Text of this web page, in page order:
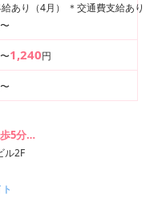
給あり（4月） ＊交通費支給あ
1,240円
5分
ル2F